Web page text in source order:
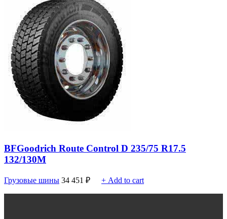
BFGoodrich Route Control D 235/75 R17.5
132/130M
Грузовые шины 34 451 ₽ + Add to cart